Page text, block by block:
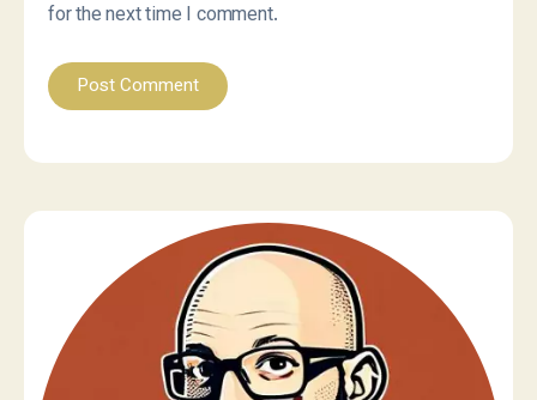
for the next time I comment.